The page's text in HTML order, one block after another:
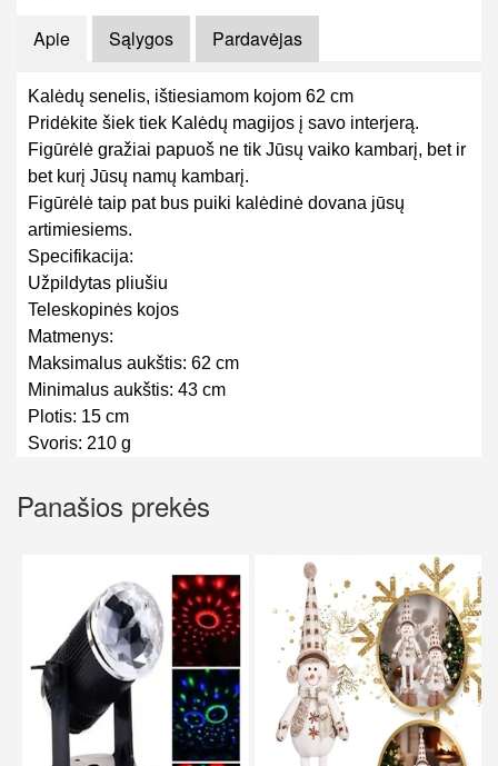
Apie Sąlygos Pardavėjas
Kalėdų senelis, ištiesiamom kojom 62 cm
Pridėkite šiek tiek Kalėdų magijos į savo interjerą.
Figūrėlė gražiai papuoš ne tik Jūsų vaiko kambarį, bet ir
bet kurį Jūsų namų kambarį.
Figūrėlė taip pat bus puiki kalėdinė dovana jūsų
artimiesiems.
Specifikacija:
Užpildytas pliušiu
Teleskopinės kojos
Matmenys:
Maksimalus aukštis: 62 cm
Minimalus aukštis: 43 cm
Plotis: 15 cm
Svoris: 210 g
Panašios prekės